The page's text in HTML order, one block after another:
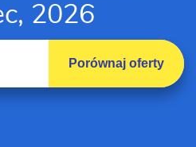
2026
Porównaj oferty